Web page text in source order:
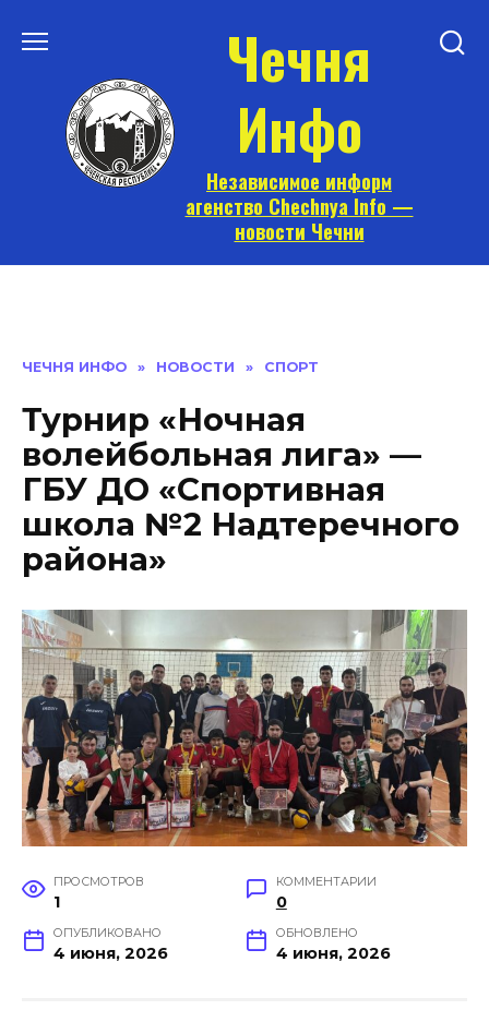
Чечня
Инфо
Независимое информ
агенство Chechnya Info —
новости Чечни
ЧЕЧНЯ ИНФО » НОВОСТИ » СПОРТ
Турнир «Ночная
волейбольная лига» —
ГБУ ДО «Спортивная
школа №2 Надтеречного
района»
ПРОСМОТРОВ
1
КОММЕНТАРИИ
0
ОПУБЛИКОВАНО
4 июня, 2026
ОБНОВЛЕНО
4 июня, 2026